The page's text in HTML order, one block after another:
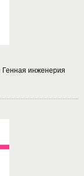
Генная инженерия